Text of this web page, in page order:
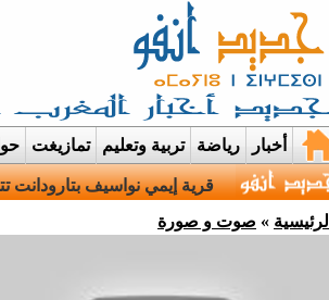
أخبار رياضة تربية وتعليم تمازيغت
قرية إيمي نواسيف بتارودانت
الرئيسية » صوت و صورة